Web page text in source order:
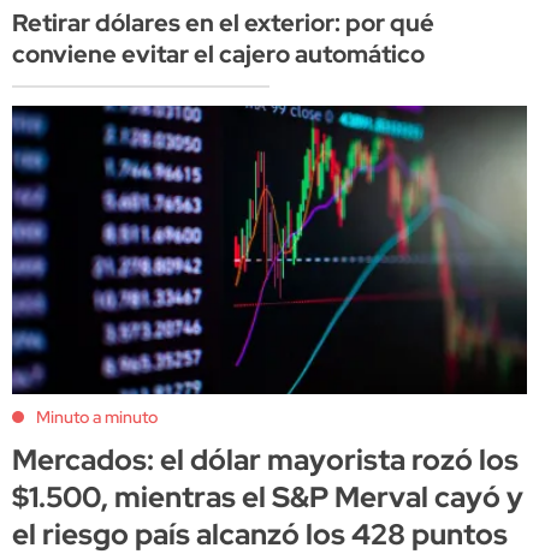
Retirar dólares en el exterior: por qué
conviene evitar el cajero automático
Minuto a minuto
Mercados: el dólar mayorista rozó los
$1.500, mientras el S&P Merval cayó y
el riesgo país alcanzó los 428 puntos